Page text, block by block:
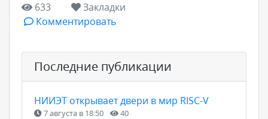
633
Закладки
Комментировать
Последние публикации
НИИЭТ открывает двери в мир RISC-V
7 августа в 18:50 40